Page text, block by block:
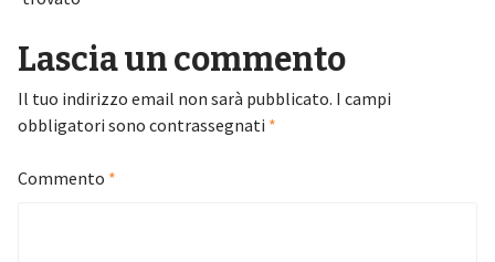
Lascia un commento
Il tuo indirizzo email non sarà pubblicato. I campi
obbligatori sono contrassegnati *
Commento *